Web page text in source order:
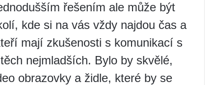
řešením ale může být
kde si na vás vždy najdou čas a
mají zkušenosti s komunikací s
nejmladších. Bylo by skvělé,
obrazovky a židle, které by se